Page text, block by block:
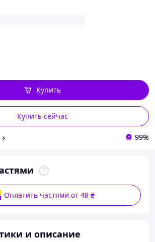
Купить сейчас
Купить
99%
Оплатить частями от 48 ₴
и описание